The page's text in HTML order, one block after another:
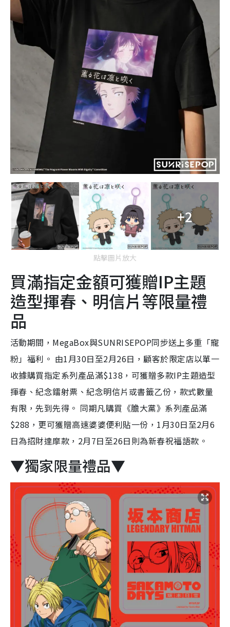
+2
點擊圖片放大
買滿指定金額可獲贈IP主題
造型揮春、明信片等限量禮
品
活動期間，MegaBox與SUNRISEPOP同步送上多重「寵
粉」福利。 由1月30日至2月26日，顧客於限定店以單一
收據購買指定系列產品滿$138，可獲贈多款IP主題造型
揮春、紀念鐳射票、紀念明信片或書籤乙份，款式數量
有限，先到先得。 同期凡購買《膽大黨》系列產品滿
$288，更可獲贈高速婆婆便利貼一份，1月30日至2月6
日為招財達摩款，2月7日至26日則為新春祝福語款。
​▼獨家限量禮品▼